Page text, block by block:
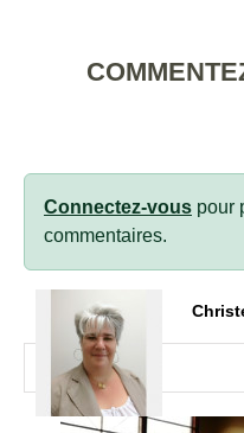
Connectez-vous pour
commentaires.